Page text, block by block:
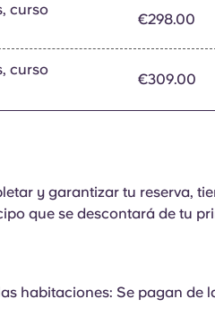
curso
€298.00
curso
€309.00
y garantizar tu reserva,
que se descontará de tu
habitaciones: Se pagan de